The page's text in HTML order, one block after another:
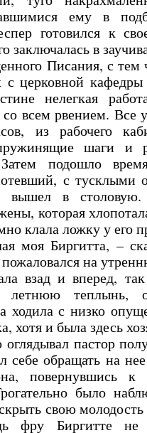
ему в
готовился к
заключалась в
Писания, с тем
с церковной
нелегкая
всем рвением. Все
из рабочего
шаги и
подошло
с тусклыми
вышел в
которая
клала ложку у его
моя Биргитта, –
на
взад и вперед,
теплынь,
ходила с низко
хотя и была здесь
пастор
себе обращать на
повернувшись к
было
свою
фру Биргитте